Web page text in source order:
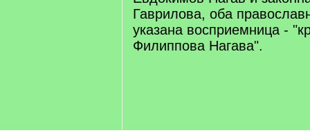
Гаврилова, оба
указана восприемница -
Филиппова Нагава".